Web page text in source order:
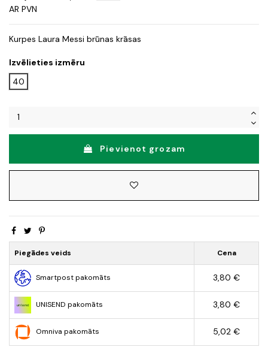
AR PVN
Kurpes Laura Messi brūnas krāsas
Izvēlieties izmēru
40
Pievienot grozam
Piegādes veids Cena
Smartpost pakomāts 3,80 €
UNISEND pakomāts 3,80 €
Omniva pakomāts 5,02 €